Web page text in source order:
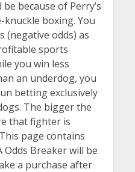
because of Perry’s
boxing. You
(negative odds) as
sports
you win less
an underdog, you
betting exclusively
The bigger the
that fighter is
page contains
Breaker will be
a purchase after